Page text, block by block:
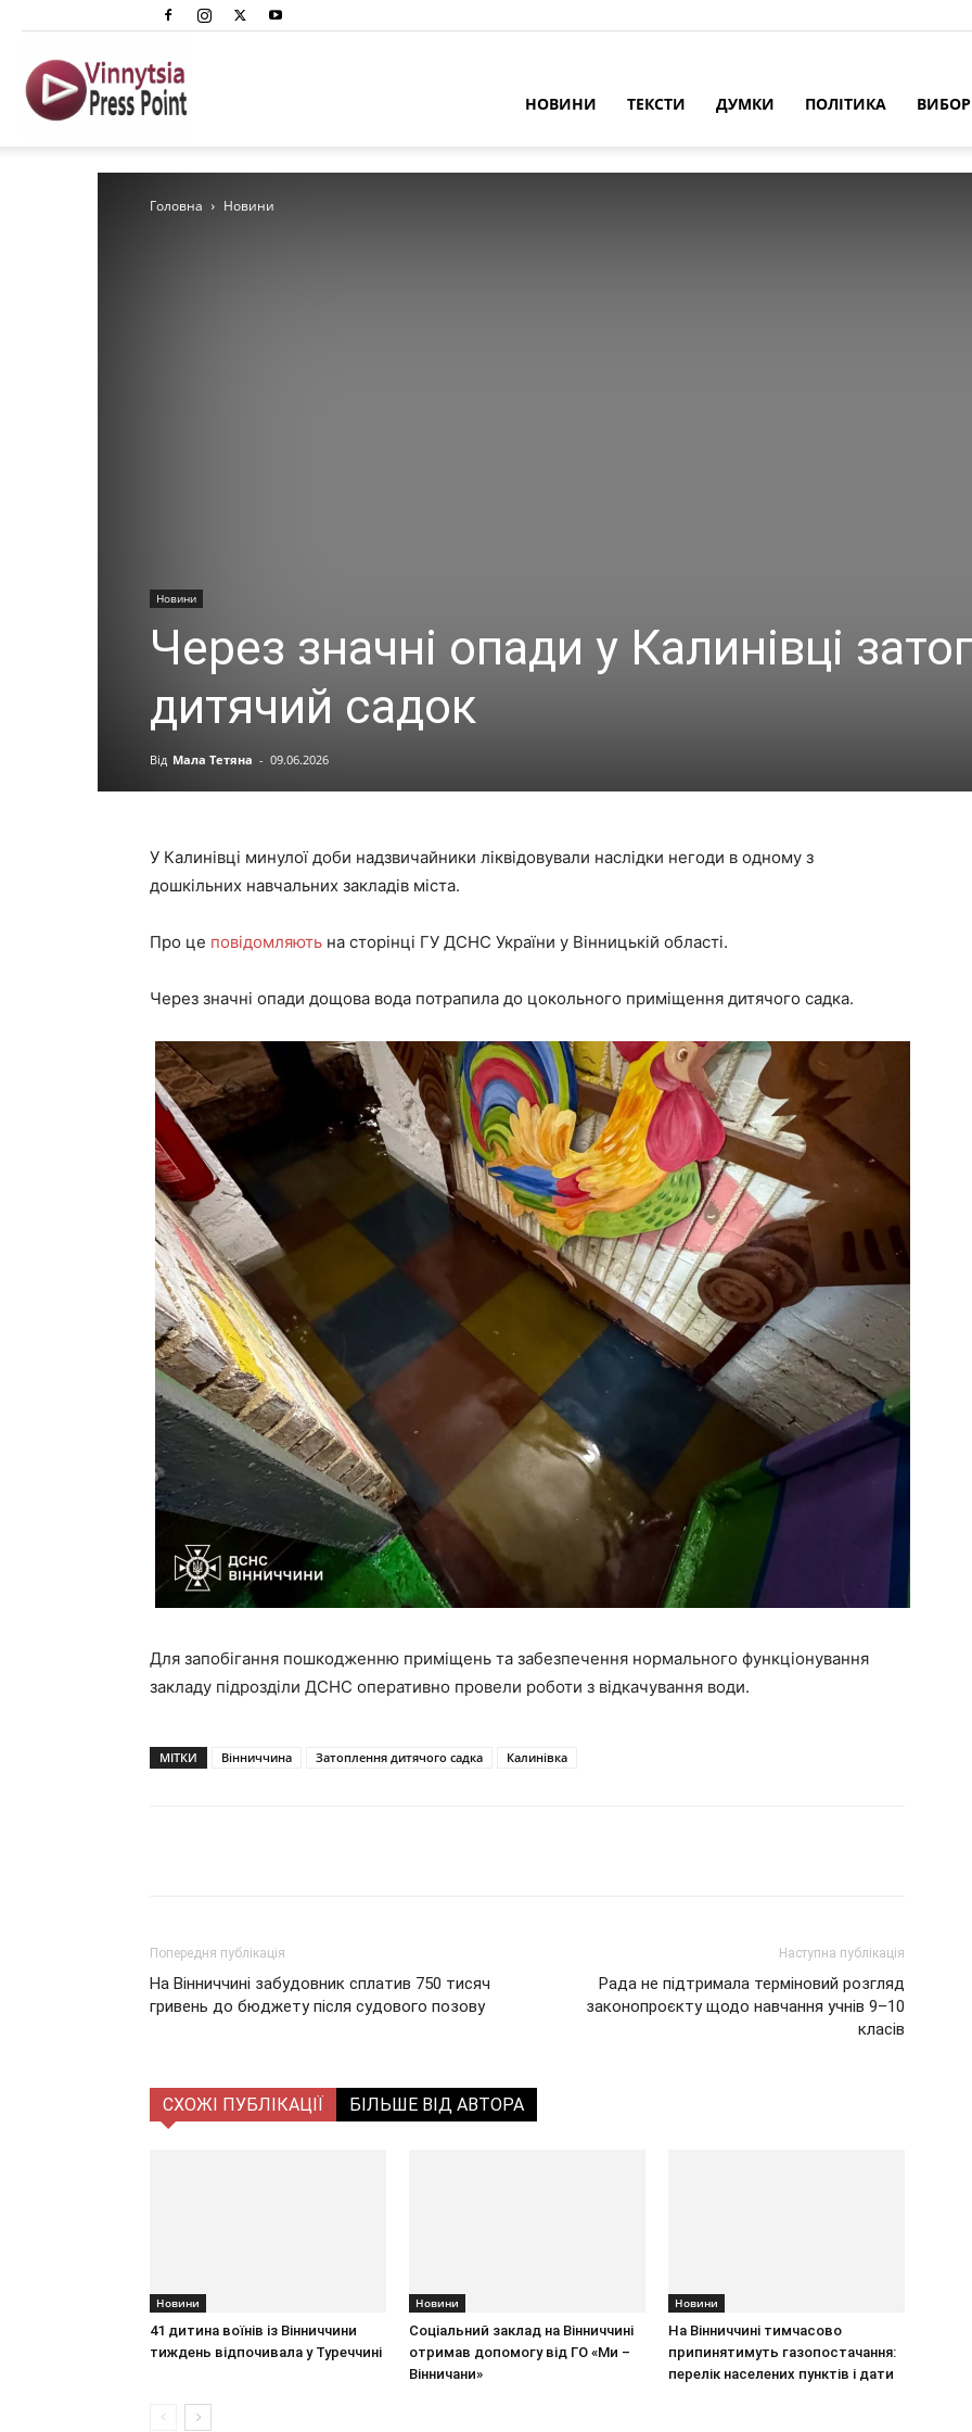
Преспоінт
НОВИНИ ТЕКСТИ ДУМКИ ПОЛІТИКА
Головна Новини
Новини
Через значні опади у Калинівці
дитячий садок
Від Мала Тетяна - 09.06.2026
У Калинівці минулої доби надзвичайники ліквідовували наслідки негоди в одному з
дошкільних навчальних закладів міста.
Про це повідомляють на сторінці ГУ ДСНС України у Вінницькій області.
Через значні опади дощова вода потрапила до цокольного приміщення дитячого садка.
Для запобігання пошкодженню приміщень та забезпечення нормального функціонування
закладу підрозділи ДСНС оперативно провели роботи з відкачування води.
МІТКИ Вінниччина Затоплення дитячого садка Калинівка
Попередня публікація
На Вінниччині забудовник сплатив 750 тисяч
гривень до бюджету після судового позову
Наступна публікація
Рада не підтримала терміновий розгляд
законопроєкту щодо навчання учнів 9–10
класів
СХОЖІ ПУБЛІКАЦІЇ БІЛЬШЕ ВІД АВТОРА
Новини
41 дитина воїнів із Вінниччини
тиждень відпочивала у Туреччині
Новини
Соціальний заклад на Вінниччині
отримав допомогу від ГО «Ми –
Вінничани»
Новини
На Вінниччині тимчасово
припинятимуть газопостачання:
перелік населених пунктів і дати